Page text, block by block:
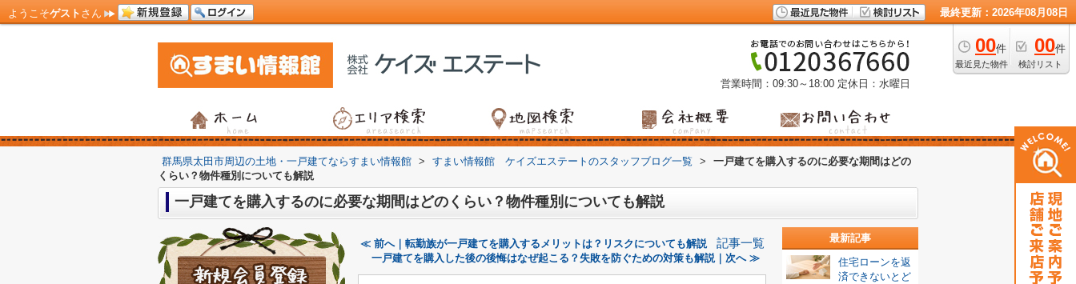
ようこそゲスト さん 最終更新：2026年08月08日
00件
最近見た物件
00件
検討リスト
営業時間：09:30～18:00 定休日：水曜日
群馬県太田市周辺の土地・一戸建てならすまい情報館 > すまい情報館 ケイズエステートのスタッフブログ一覧 >
一戸建てを購入するのに必要な期間はどの
くらい？物件種別についても解説
一戸建てを購入するのに必要な期間はどのくらい？物件種別についても解説
≪ 前へ｜転勤族が一戸建てを購入するメリットは？リスクについても解説 記事一覧
一戸建てを購入した後の後悔はなぜ起こる？失敗を防ぐための対策も解説｜次へ ≫
最新記事
住宅ローンを返
済できないとど